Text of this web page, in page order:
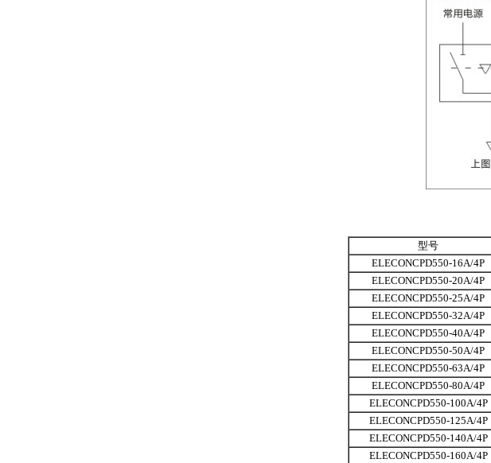
型号
ELECONCPD550-16A/4P
ELECONCPD550-20A/4P
ELECONCPD550-25A/4P
ELECONCPD550-32A/4P
ELECONCPD550-40A/4P
ELECONCPD550-50A/4P
ELECONCPD550-63A/4P
ELECONCPD550-80A/4P
ELECONCPD550-100A/4P
ELECONCPD550-125A/4P
ELECONCPD550-140A/4P
ELECONCPD550-160A/4P